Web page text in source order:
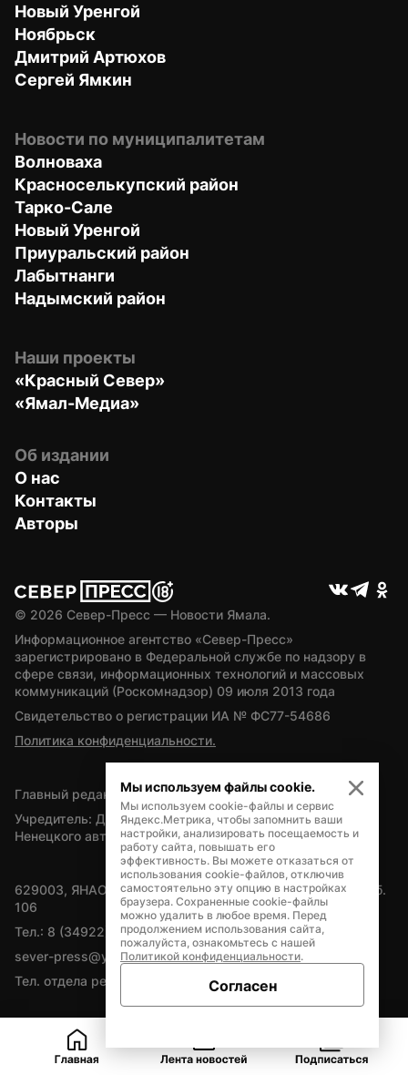
Новый Уренгой
Ноябрьск
Дмитрий Артюхов
Сергей Ямкин
Новости по муниципалитетам
Волноваха
Красноселькупский район
Тарко-Сале
Новый Уренгой
Приуральский район
Лабытнанги
Надымский район
Наши проекты
«Красный Север»
«Ямал-Медиа»
Об издании
О нас
Контакты
Авторы
© 2026 Север-Пресс — Новости Ямала.
Информационное агентство «Север-Пресс»
зарегистрировано в Федеральной службе по надзору в
сфере связи, информационных технологий и массовых
коммуникаций (Роскомнадзор) 09 июля 2013 года
Свидетельство о регистрации ИА № ФС77-54686
Политика конфиденциальности.
Главный редактор — А.Л. Поздеев
Учредитель: Департамент внутренней политики Ямало-
Ненецкого автономного округа
629003, ЯНАО, Салехард, мкр. Богдана Кнунянца, д.1, каб.
106
Тел.: 8 (34922) 71262
sever-press@yamal-media.ru
Тел. отдела рекламы: 8 (34922) 42728
Мы используем файлы cookie.
Мы используем cookie-файлы и сервис
Яндекс.Метрика, чтобы запомнить ваши
настройки, анализировать посещаемость и
работу сайта, повышать его
эффективность. Вы можете отказаться от
использования cookie-файлов, отключив
самостоятельно эту опцию в настройках
браузера. Сохраненные cookie-файлы
можно удалить в любое время. Перед
продолжением использования сайта,
пожалуйста, ознакомьтесь с нашей
Политикой конфиденциальности.
Согласен